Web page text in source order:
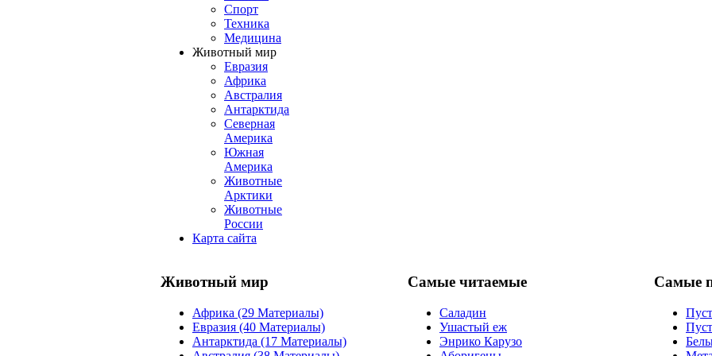
Спорт
Техника
Медицина
Животный мир
Евразия
Африка
Австралия
Антарктида
Северная
Америка
Южная
Америка
Животные
Арктики
Животные
России
Карта сайта
Животный мир
Африка (29 Материалы)
Евразия (40 Материалы)
Антарктида (17 Материалы)
Самые читаемые
Саладин
Ушастый еж
Энрико Карузо
Самые